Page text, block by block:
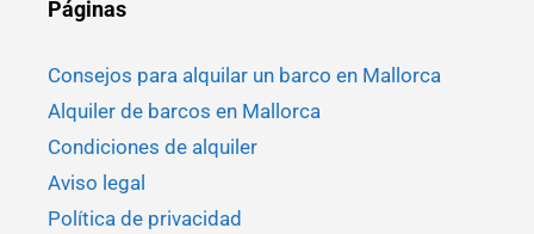
Páginas
Consejos para alquilar un barco en Mallorca
Alquiler de barcos en Mallorca
Condiciones de alquiler
Aviso legal
Política de privacidad